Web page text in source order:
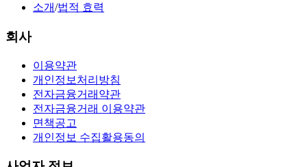
소개/법적 효력
회사
이용약관
개인정보처리방침
전자금융거래약관
전자금융거래 이용약관
면책공고
개인정보 수집활용동의